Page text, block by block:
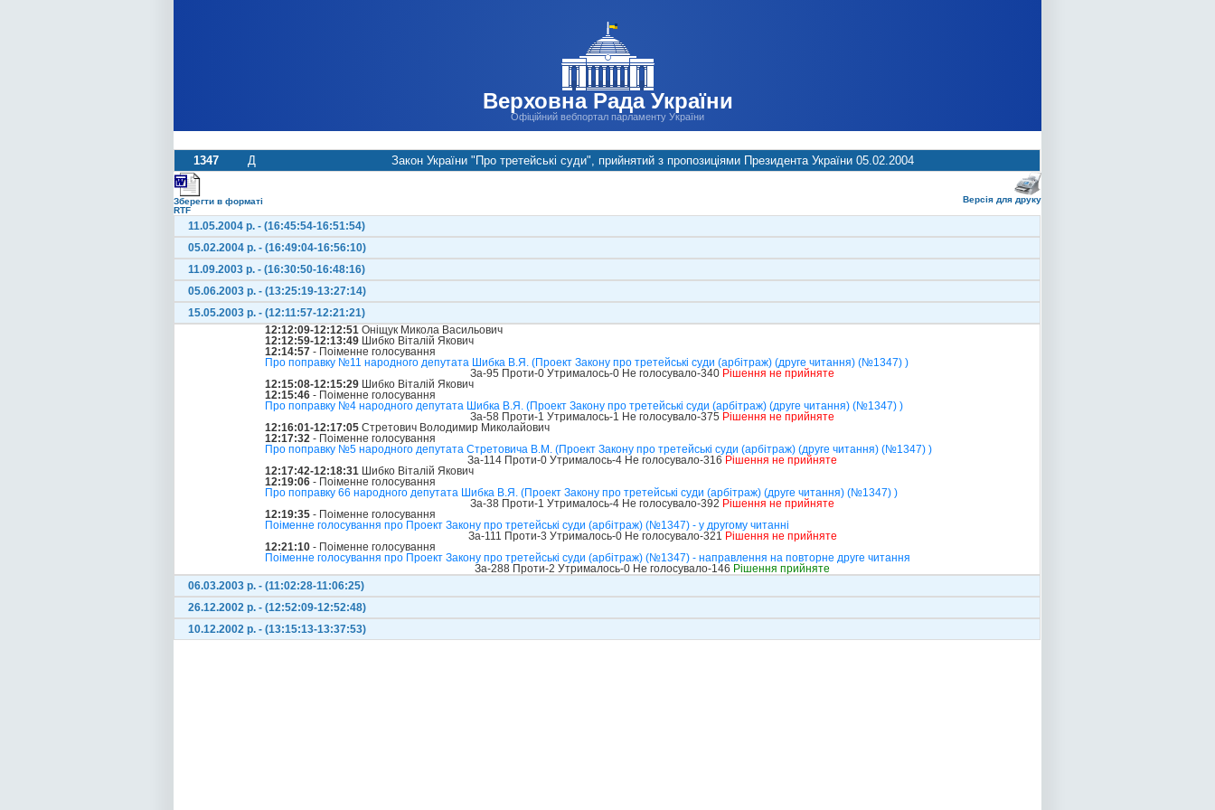
Верховна Рада України
Офіційний вебпортал парламенту України
1347 Д Закон України "Про третейські суди", прийнятий з пропозиціями Президента України 05.02.2004
Зберегти в форматі
RTF
Версія для друку
11.05.2004 р. - (16:45:54-16:51:54)
05.02.2004 р. - (16:49:04-16:56:10)
11.09.2003 р. - (16:30:50-16:48:16)
05.06.2003 р. - (13:25:19-13:27:14)
15.05.2003 р. - (12:11:57-12:21:21)
12:12:09-12:12:51 Оніщук Микола Васильович
12:12:59-12:13:49 Шибко Віталій Якович
12:14:57 - Поіменне голосування
Про поправку №11 народного депутата Шибка В.Я. (Проект Закону про третейські суди (арбітраж) (друге читання) (№1347) )
За-95 Проти-0 Утрималось-0 Не голосувало-340 Рішення не прийняте
12:15:08-12:15:29 Шибко Віталій Якович
12:15:46 - Поіменне голосування
Про поправку №4 народного депутата Шибка В.Я. (Проект Закону про третейські суди (арбітраж) (друге читання) (№1347) )
За-58 Проти-1 Утрималось-1 Не голосувало-375 Рішення не прийняте
12:16:01-12:17:05 Стретович Володимир Миколайович
12:17:32 - Поіменне голосування
Про поправку №5 народного депутата Стретовича В.М. (Проект Закону про третейські суди (арбітраж) (друге читання) (№1347) )
За-114 Проти-0 Утрималось-4 Не голосувало-316 Рішення не прийняте
12:17:42-12:18:31 Шибко Віталій Якович
12:19:06 - Поіменне голосування
Про поправку 66 народного депутата Шибка В.Я. (Проект Закону про третейські суди (арбітраж) (друге читання) (№1347) )
За-38 Проти-1 Утрималось-4 Не голосувало-392 Рішення не прийняте
12:19:35 - Поіменне голосування
Поіменне голосування про Проект Закону про третейські суди (арбітраж) (№1347) - у другому читанні
За-111 Проти-3 Утрималось-0 Не голосувало-321 Рішення не прийняте
12:21:10 - Поіменне голосування
Поіменне голосування про Проект Закону про третейські суди (арбітраж) (№1347) - направлення на повторне друге читання
За-288 Проти-2 Утрималось-0 Не голосувало-146 Рішення прийняте
06.03.2003 р. - (11:02:28-11:06:25)
26.12.2002 р. - (12:52:09-12:52:48)
10.12.2002 р. - (13:15:13-13:37:53)